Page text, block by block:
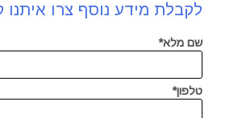
לקבלת מידע נוסף צרו איתנו
שם מלא*
טלפון*